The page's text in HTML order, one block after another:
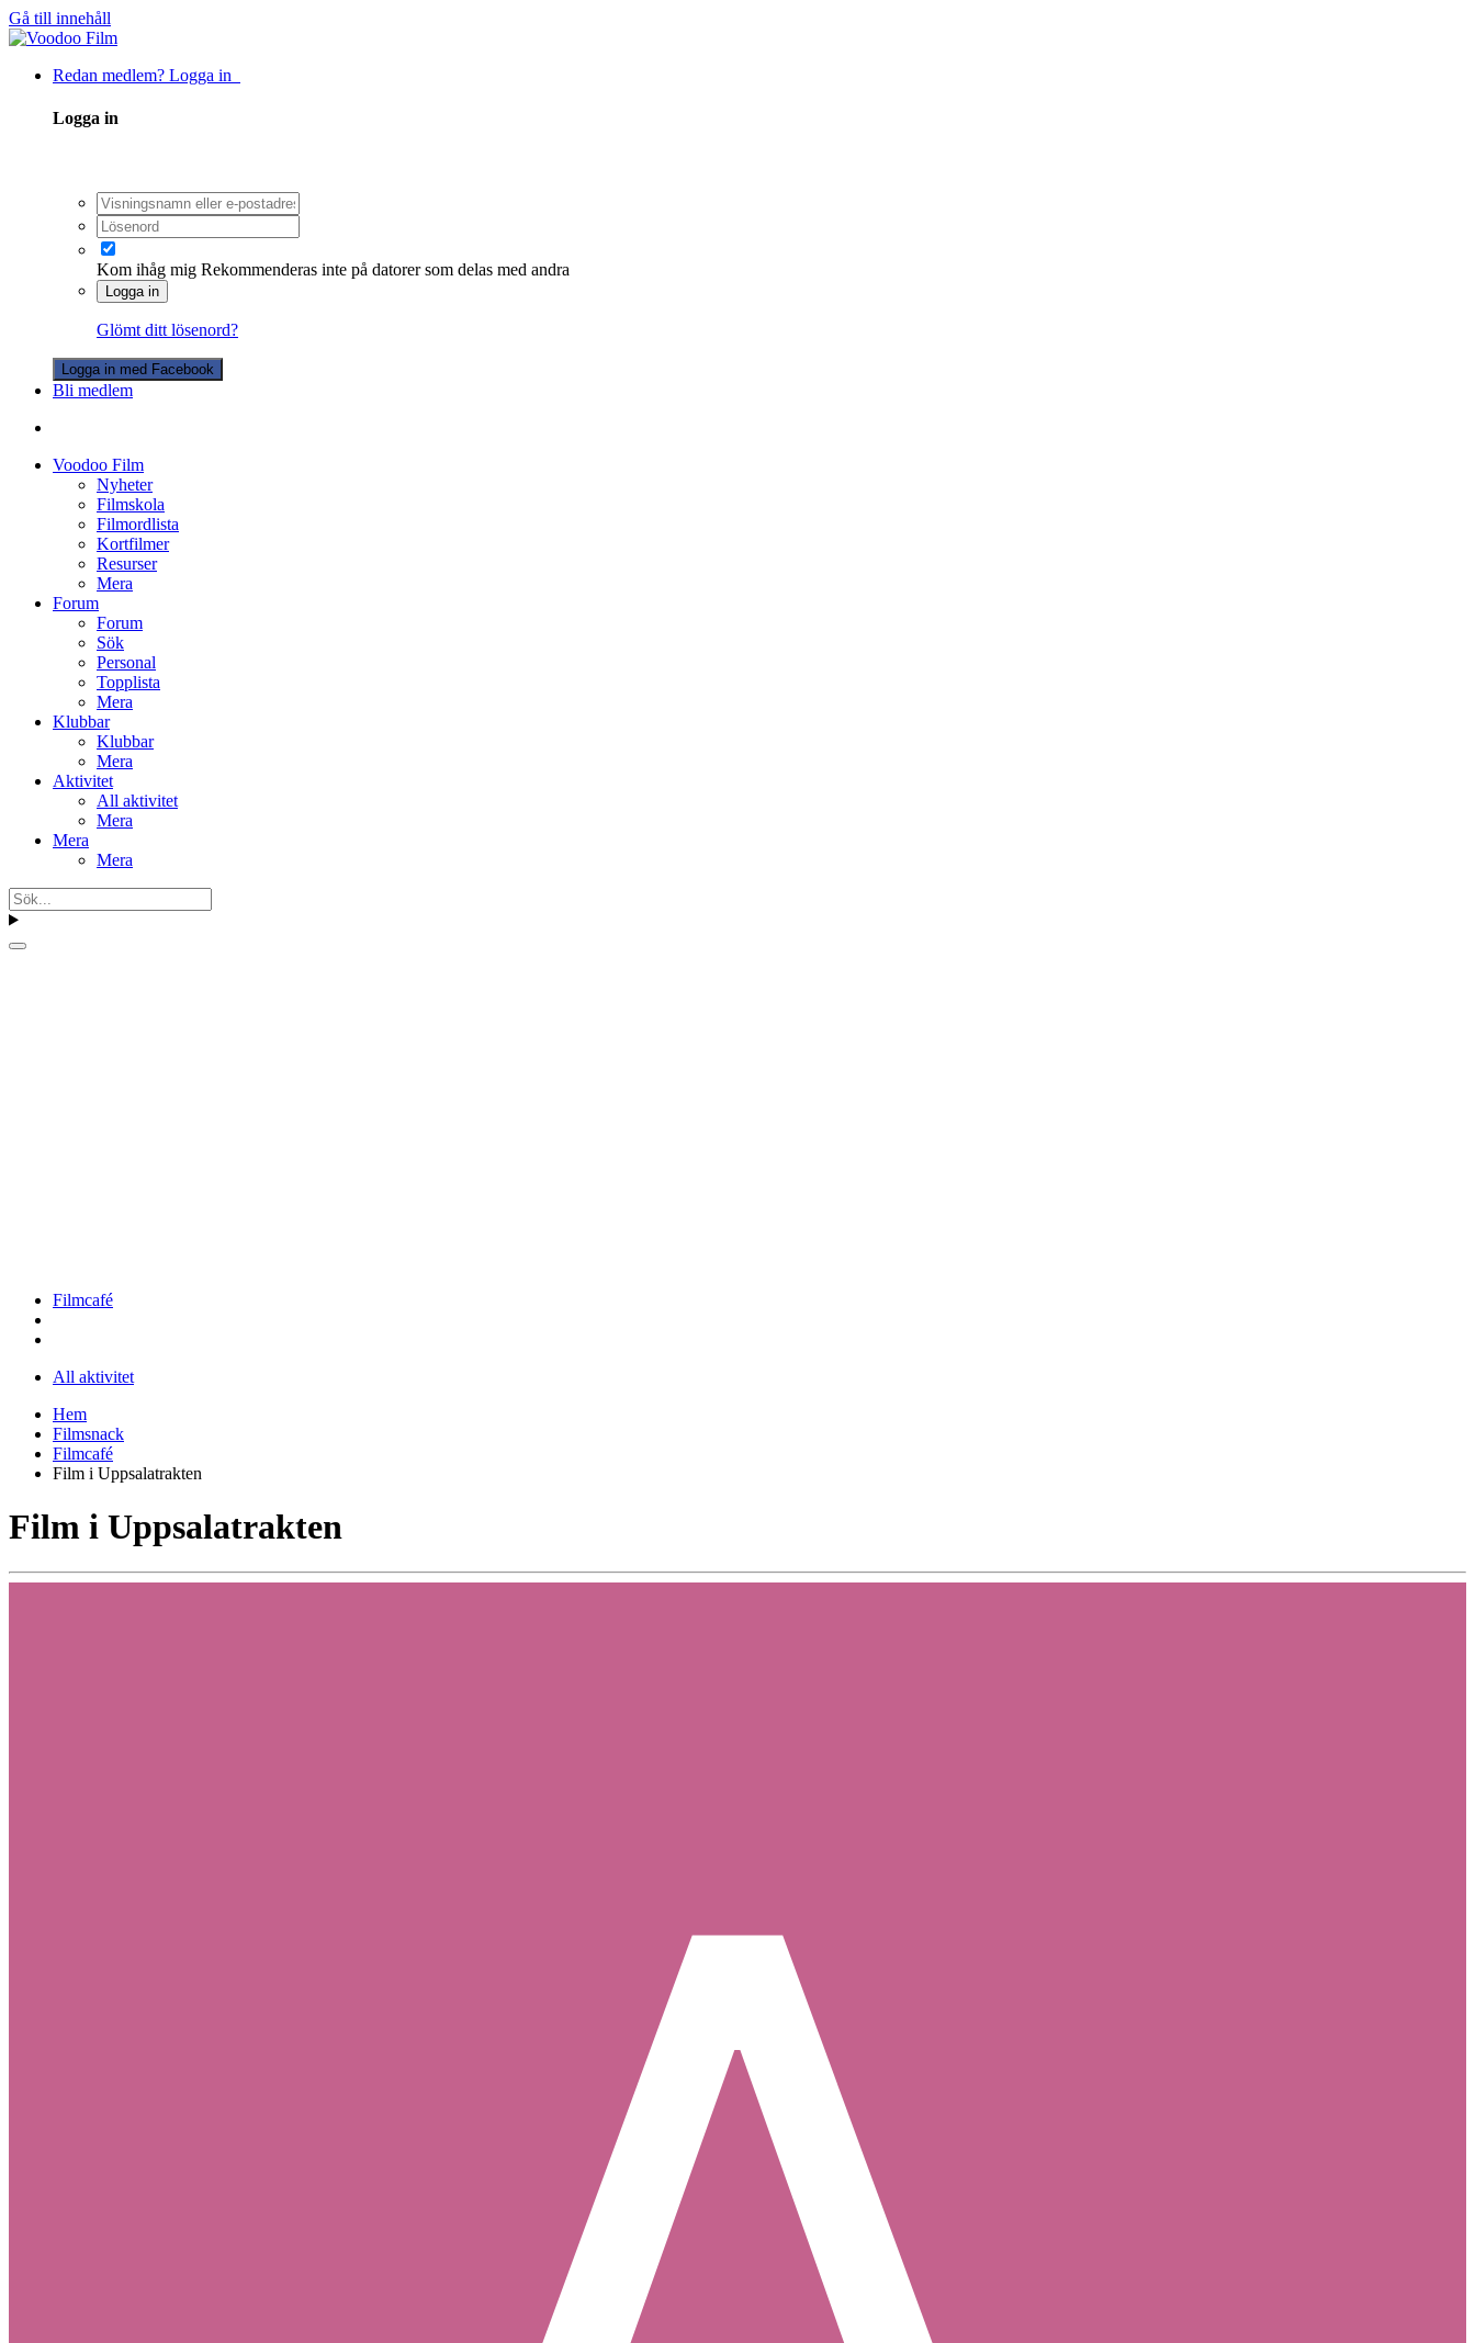
Gå till innehåll
Redan medlem? Logga in
Logga in
Kom ihåg mig Rekommenderas inte på datorer som delas med andra
Logga in
Glömt ditt lösenord?
Logga in med Facebook
Bli medlem
Voodoo Film
Nyheter
Filmskola
Filmordlista
Kortfilmer
Resurser
Mera
Forum
Forum
Sök
Personal
Topplista
Mera
Klubbar
Klubbar
Mera
Aktivitet
All aktivitet
Mera
Mera
Mera
Filmcafé
All aktivitet
Hem
Filmsnack
Filmcafé
Film i Uppsalatrakten
Film i Uppsalatrakten